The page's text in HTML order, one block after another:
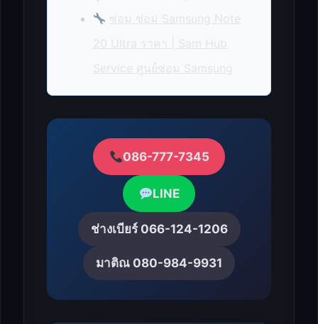
ซ่อม ซ่อม Samsung Note
20 Ultra ราคา | Sam Hub
Service ศูนย์ซ่อม Samsung
086-777-7345
LINE
ช่างเบียร์ 066-124-1206
มาติณ 080-984-9931